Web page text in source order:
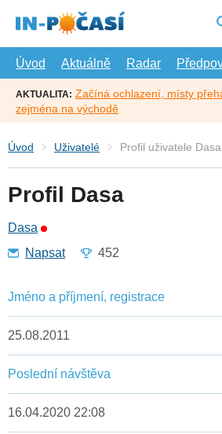
hlavní
Úvod
Aktuálně Radar
AKTUALITA: Začíná ochlazení, místy
zejména na východě
Úvod Uživatelé Profil uživatele Dasa
Profil Dasa
Dasa
Napsat
452
Jméno a příjmení, registrace
25.08.2011
Poslední návštěva
16.04.2020 22:08